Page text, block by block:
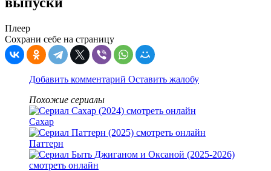
Плеер
Сохрани себе на страницу
Добавить комментарий Оставить жалобу
Похожие сериалы
Сахар
Паттерн